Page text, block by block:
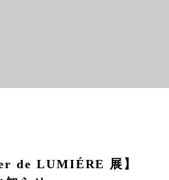
de LUMIÉRE 展】